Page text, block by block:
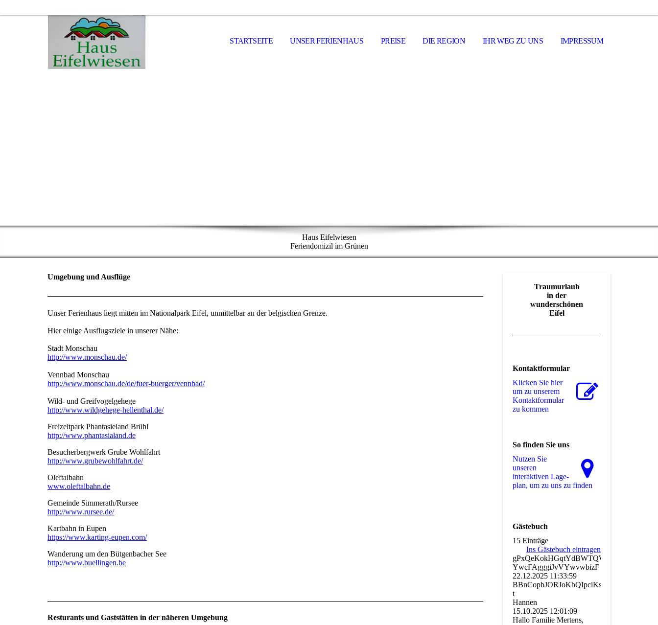
STARTSEITE UNSER FERIENHAUS PREISE DIE REGION IHR WEG ZU UNS IMPRESSUM
Haus Eifelwiesen
Feriendomizil im Grünen
Umgebung und Ausflüge
Unser Ferienhaus liegt mitten im Nationalpark Eifel, unmittelbar an der belgischen Grenze.
Hier einige Ausflugsziele in unserer Nähe:
Stadt Monschau
http://www.monschau.de/
Vennbad Monschau
http://www.monschau.de/de/fuer-buerger/vennbad/
Wild- und Greifvogelgehege
http://www.wildgehege-hellenthal.de/
Freizeitpark Phantasieland Brühl
http://www.phantasialand.de
Besucherbergwerk Grube Wohlfahrt
http://www.grubewohlfahrt.de/
Oleftalbahn
www.oleftalbahn.de
Gemeinde Simmerath/Rursee
http://www.rursee.de/
Kartbahn in Eupen
https://www.karting-eupen.com/
Wanderung um den Bütgenbacher See
http://www.buellingen.be
Resturants und Gaststätten in der näheren Umgebung
Traumurlaub
in der
wunderschönen
Eifel
Kontaktformular
Klicken Sie hier
um zu unserem
Kon­takt­for­mu­lar
zu kommen
So finden Sie uns
Nutzen Sie
unseren
interaktiven La­ge­
plan, um zu uns zu finden
Gästebuch
15 Einträge
Ins Gästebuch eintragen
gPxQeKokHGqtYdBWTQWQXpu
YwcFAgggiJvVYwvwbizF
22.12.2025 11:33:59
BBnCopbJORJoKbQIpciKsxC­
t
Hannen
15.10.2025 12:01:09
Hallo Familie Mertens,